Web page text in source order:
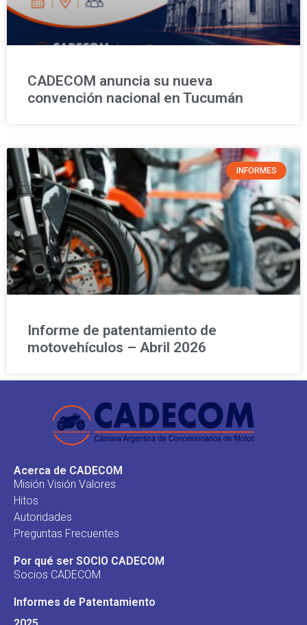
CADECOM anuncia su nueva
convención nacional en Tucumán
INFORMES
Informe de patentamiento de
motovehículos – Abril 2026
Acerca de CADECOM
Misión Visión Valores
Hitos
Autoridades
Preguntas Frecuentes
Por qué ser SOCIO CADECOM
Socios CADECOM
Informes de Patentamiento